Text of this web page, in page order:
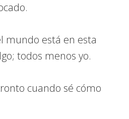
mundo está en esta
todos menos yo.
cuando sé cómo